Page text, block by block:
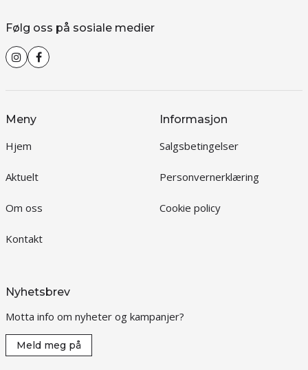
Følg oss på sosiale medier
Meny
Hjem
Aktuelt
Om oss
Kontakt
Informasjon
Salgsbetingelser
Personvernerklæring
Cookie policy
Nyhetsbrev
Motta info om nyheter og kampanjer?
Meld meg på